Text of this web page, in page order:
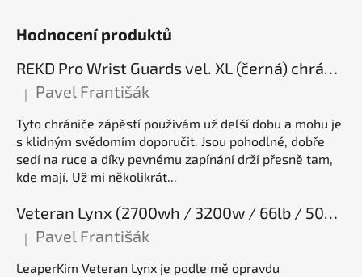
Hodnocení produktů
REKD Pro Wrist Guards vel. XL (černá) chrániče zápěstí
Hodnocení produktu je 5 z 5 hvězdiček.
| Pavel Františák
Tyto chrániče zápěstí používám už delší dobu a mohu je
s klidným svědomím doporučit. Jsou pohodlné, dobře
sedí na ruce a díky pevnému zapínání drží přesně tam,
kde mají. Už mi několikrát...
Veteran Lynx (2700wh / 3200w / 66lb / 50E), elektrická jednokolka
Hodnocení produktu je 5 z 5 hvězdiček.
| Pavel Františák
LeaperKim Veteran Lynx je podle mě opravdu